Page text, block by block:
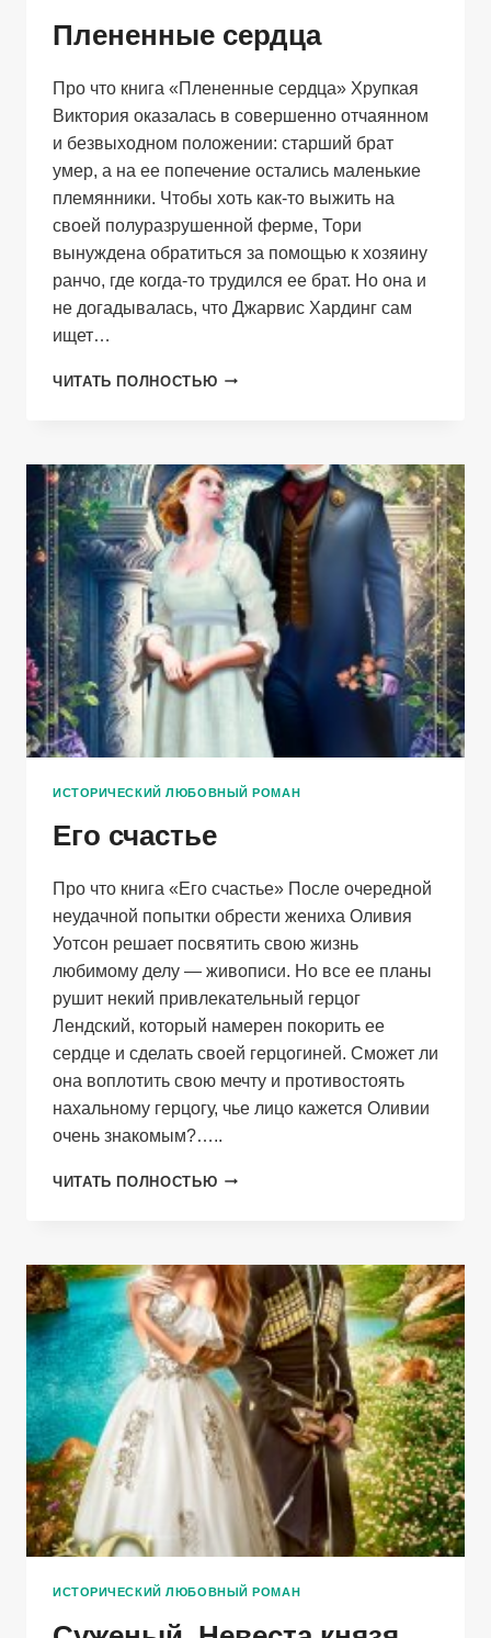
Плененные сердца
Про что книга «Плененные сердца» Хрупкая
Виктория оказалась в совершенно отчаянном
и безвыходном положении: старший брат
умер, а на ее попечение остались маленькие
племянники. Чтобы хоть как-то выжить на
своей полуразрушенной ферме, Тори
вынуждена обратиться за помощью к хозяину
ранчо, где когда-то трудился ее брат. Но она и
не догадывалась, что Джарвис Хардинг сам
ищет…
ЧИТАТЬ ПОЛНОСТЬЮ ПЛЕНЕННЫЕ
ИСТОРИЧЕСКИЙ ЛЮБОВНЫЙ РОМАН
Его счастье
Про что книга «Его счастье» После очередной
неудачной попытки обрести жениха Оливия
Уотсон решает посвятить свою жизнь
любимому делу — живописи. Но все ее планы
рушит некий привлекательный герцог
Лендский, который намерен покорить ее
сердце и сделать своей герцогиней. Сможет ли
она воплотить свою мечту и противостоять
нахальному герцогу, чье лицо кажется Оливии
очень знакомым?…..
ЧИТАТЬ ПОЛНОСТЬЮ ЕГО
ИСТОРИЧЕСКИЙ ЛЮБОВНЫЙ РОМАН